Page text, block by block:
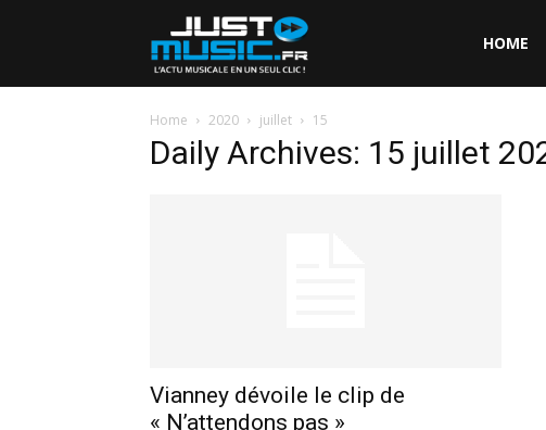
HOME
Home 2020 juillet 15
Daily Archives: 15 juillet
Vianney dévoile le clip de
« N’attendons pas »